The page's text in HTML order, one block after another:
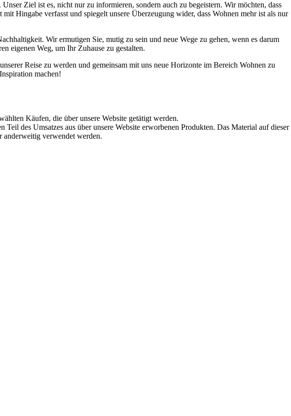
Ziel ist es, nicht nur zu informieren, sondern auch zu begeistern. Wir möchten, dass
Hingabe verfasst und spiegelt unsere Überzeugung wider, dass Wohnen mehr ist als nur
Wir ermutigen Sie, mutig zu sein und neue Wege zu gehen, wenn es darum
eigenen Weg, um Ihr Zuhause zu gestalten.
Reise zu werden und gemeinsam mit uns neue Horizonte im Bereich Wohnen zu
machen!
Käufen, die über unsere Website getätigt werden.
des Umsatzes aus über unsere Website erworbenen Produkten. Das Material auf dieser
anderweitig verwendet werden.